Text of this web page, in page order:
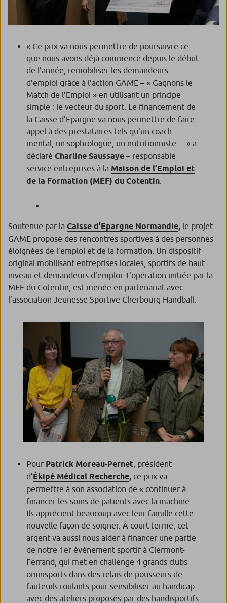
« Ce prix va nous permettre de poursuivre ce
que nous avons déjà commencé depuis le début
de l’année, remobiliser les demandeurs
d’emploi grâce à l’action GAME – « Gagnons le
Match de l’Emploi » en utilisant un principe
simple : le vecteur du sport. Le financement de
la Caisse d’Epargne va nous permettre de faire
appel à des prestataires tels qu’un coach
mental, un sophrologue, un nutritionniste… » a
déclaré Charline Saussaye – responsable
service entreprises à la Maison de l’Emploi et
de la Formation (MEF) du Cotentin
Soutenue par la Caisse d’Epargne Normandie, le projet
GAME propose des rencontres sportives à des personnes
éloignées de l’emploi et de la formation. Un dispositif
original mobilisant entreprises locales, sportifs de haut
niveau et demandeurs d’emploi. L’opération initiée par la
MEF du Cotentin, est menée en partenariat avec
l’association Jeunesse Sportive Cherbourg Handball
Pour Patrick Moreau-Pernet , président
d’Ékipé Médical Recherche, ce prix va
permettre à son association de « continuer à
financer les soins de patients avec la machine.
Ils apprécient beaucoup avec leur famille cette
nouvelle façon de soigner. À court terme, cet
argent va aussi nous aider à financer une partie
de notre 1er événement sportif à Clermont-
Ferrand, qui met en challenge 4 grands clubs
omnisports dans des relais de pousseurs de
fauteuils roulants pour sensibiliser au handicap
avec des ateliers proposés par des handisportifs